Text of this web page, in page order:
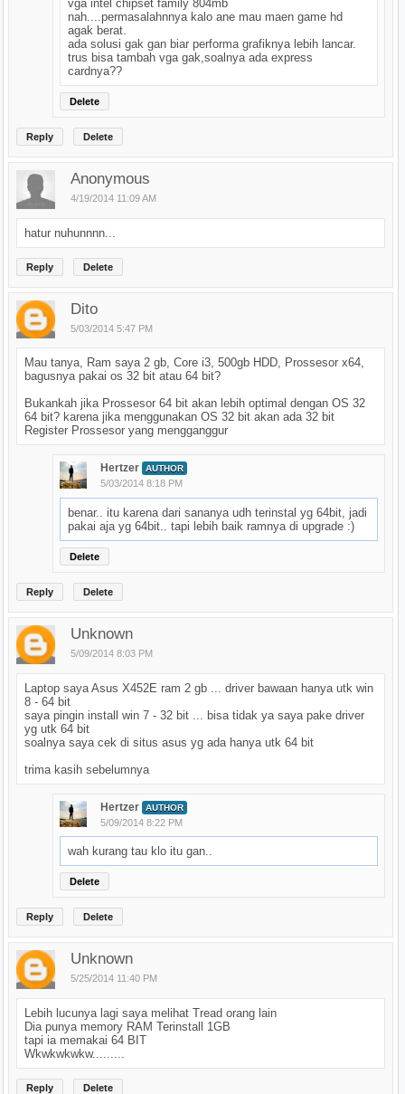
vga intel chipset family 804mb
nah....permasalahnnya kalo ane mau maen game hd
agak berat.
ada solusi gak gan biar performa grafiknya lebih lancar.
trus bisa tambah vga gak,soalnya ada express
cardnya??
Delete
Reply Delete
Anonymous
4/19/2014 11:09 AM
hatur nuhunnnn...
Reply Delete
Dito
5/03/2014 5:47 PM
Mau tanya, Ram saya 2 gb, Core i3, 500gb HDD, Prossesor x64,
bagusnya pakai os 32 bit atau 64 bit?
Bukankah jika Prossesor 64 bit akan lebih optimal dengan OS 32
64 bit? karena jika menggunakan OS 32 bit akan ada 32 bit
Register Prossesor yang mengganggur
Hertzer AUTHOR
5/03/2014 8:18 PM
benar.. itu karena dari sananya udh terinstal yg 64bit, jadi
pakai aja yg 64bit.. tapi lebih baik ramnya di upgrade :)
Delete
Reply Delete
Unknown
5/09/2014 8:03 PM
Laptop saya Asus X452E ram 2 gb ... driver bawaan hanya utk win
8 - 64 bit
saya pingin install win 7 - 32 bit ... bisa tidak ya saya pake driver
yg utk 64 bit
soalnya saya cek di situs asus yg ada hanya utk 64 bit
trima kasih sebelumnya
Hertzer AUTHOR
5/09/2014 8:22 PM
wah kurang tau klo itu gan..
Delete
Reply Delete
Unknown
5/25/2014 11:40 PM
Lebih lucunya lagi saya melihat Tread orang lain
Dia punya memory RAM Terinstall 1GB
tapi ia memakai 64 BIT
Wkwkwkwkw.........
Reply Delete